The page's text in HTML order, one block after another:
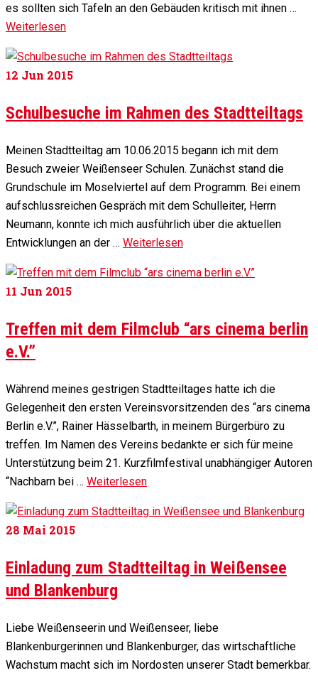
es sollten sich Tafeln an den Gebäuden kritisch mit ihnen …
Weiterlesen
12 Jun 2015
Schulbesuche im Rahmen des Stadtteiltags
Meinen Stadtteiltag am 10.06.2015 begann ich mit dem
Besuch zweier Weißenseer Schulen. Zunächst stand die
Grundschule im Moselviertel auf dem Programm. Bei einem
aufschlussreichen Gespräch mit dem Schulleiter, Herrn
Neumann, konnte ich mich ausführlich über die aktuellen
Entwicklungen an der … Weiterlesen
11 Jun 2015
Treffen mit dem Filmclub “ars cinema berlin
e.V.”
Während meines gestrigen Stadtteiltages hatte ich die
Gelegenheit den ersten Vereinsvorsitzenden des “ars cinema
Berlin e.V.”, Rainer Hässelbarth, in meinem Bürgerbüro zu
treffen. Im Namen des Vereins bedankte er sich für meine
Unterstützung beim 21. Kurzfilmfestival unabhängiger Autoren
“Nachbarn bei … Weiterlesen
28 Mai 2015
Einladung zum Stadtteiltag in Weißensee
und Blankenburg
Liebe Weißenseerin und Weißenseer, liebe
Blankenburgerinnen und Blankenburger, das wirtschaftliche
Wachstum macht sich im Nordosten unserer Stadt bemerkbar.